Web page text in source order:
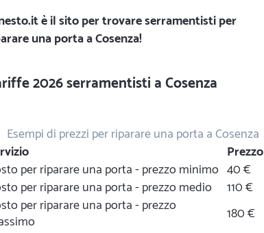
è il sito per trovare serramentisti per
una porta a Cosenza!
2026 serramentisti a Cosenza
Esempi di prezzi per riparare una porta a Cosenza
Prezzo
per riparare una porta - prezzo minimo 40 €
per riparare una porta - prezzo medio
110 €
per riparare una porta - prezzo
180 €